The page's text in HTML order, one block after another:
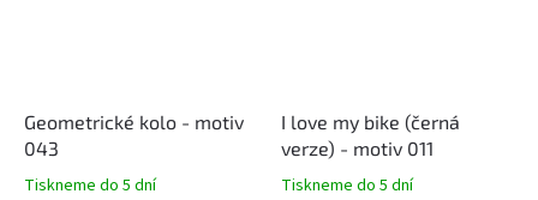
Geometrické kolo - motiv
043
Tiskneme do 5 dní
I love my bike (černá
verze) - motiv 011
Tiskneme do 5 dní